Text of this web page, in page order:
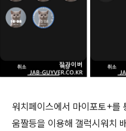
워치페이스에서 마이포토+를
움짤등을 이용해 갤럭시워치